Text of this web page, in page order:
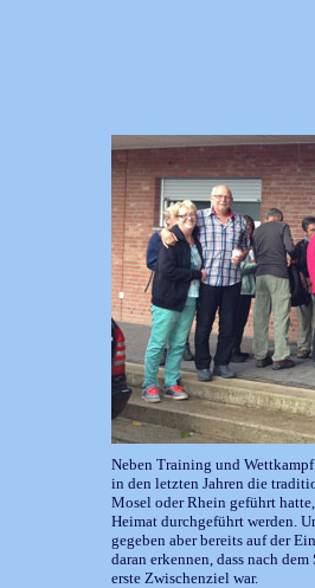
Neben Training und
in den letzten Jahren die
Mosel oder Rhein geführt
Heimat durchgeführt werden.
gegeben aber bereits auf der
daran erkennen, dass nach
erste Zwischenziel war.